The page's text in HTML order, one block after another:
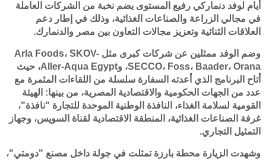
أيام لوفد دنماركي رفيع المستوى يضم نخبة من الشركات العاملة
في مجالي الزراعة والصناعات الغذائية، وذلك في إطار دعم
العلاقات الثنائية وتعزيز مجالات التعاون بين مصر والدنمارك.
وضم الوفد ممثلين عن شركات كبرى مثل Arla Foods، SKOV-
SECCO، Foss، Baader، Orana، وAller-Aqua Egypt، حيث
أتاح البرنامج الذي أعدته السفارة سلسلة من اللقاءات المثمرة مع
عدد من الجهات الحكومية والاقتصادية المصرية، من بينها: الهيئة
القومية لسلامة الغذاء، النافذة الوطنية الموحدة للتجارة "نافذة"،
غرفة الصناعات الغذائية، المنطقة الاقتصادية لقناة السويس، وجهاز
التمثيل التجاري.
وشهدت الزيارة محطة بارزة تمثلت في جولة داخل مصنع "دومتي"،